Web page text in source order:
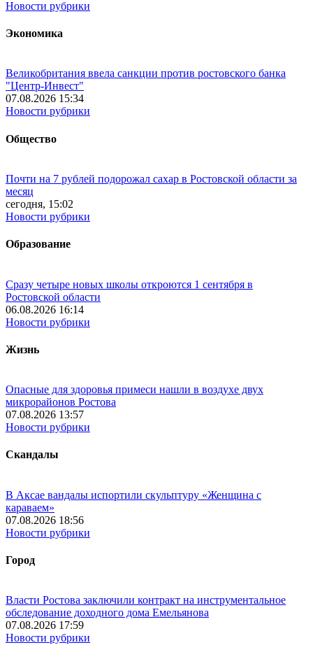
Новости рубрики
Экономика
Великобритания ввела санкции против ростовского банка
"Центр-Инвест"
07.08.2026 15:34
Новости рубрики
Общество
Почти на 7 рублей подорожал сахар в Ростовской области за
месяц
сегодня, 15:02
Новости рубрики
Образование
Сразу четыре новых школы откроются 1 сентября в
Ростовской области
06.08.2026 16:14
Новости рубрики
Жизнь
Опасные для здоровья примеси нашли в воздухе двух
микрорайонов Ростова
07.08.2026 13:57
Новости рубрики
Скандалы
В Аксае вандалы испортили скульптуру «Женщина с
караваем»
07.08.2026 18:56
Новости рубрики
Город
Власти Ростова заключили контракт на инструментальное
обследование доходного дома Емельянова
07.08.2026 17:59
Новости рубрики